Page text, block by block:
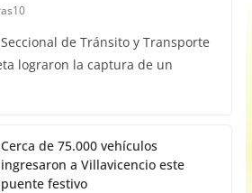
de Tránsito y Transporte
lograron la captura de un
Cerca de 75.000 vehículos
ingresaron a Villavicencio este
puente festivo